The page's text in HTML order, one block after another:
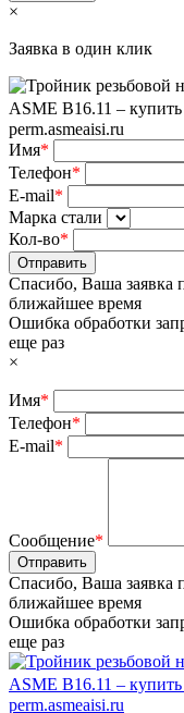
×
Заявка в один клик
Имя*
Телефон*
E-mail*
Марка стали
Кол-во*
Отправить
Спасибо, Ваша заявка
ближайшее время
Ошибка обработки
еще раз
×
Имя*
Телефон*
E-mail*
Сообщение*
Отправить
Спасибо, Ваша заявка
ближайшее время
Ошибка обработки
еще раз